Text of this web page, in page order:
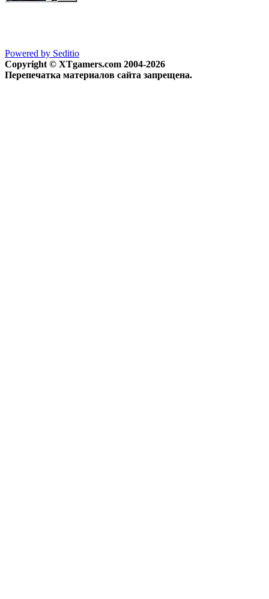
Powered by Seditio
Copyright © XTgamers.com 2004-2026
Перепечатка материалов сайта запрещена.